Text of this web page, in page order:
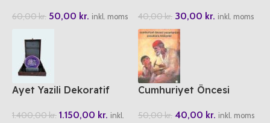
60,00kr. 50,00 kr. inkl. moms 40,00kr. 30,00 kr. inkl. moms
Ayet Yazili Dekoratif
1.400,00kr. 1.150,00 kr. inkl.
Cumhuriyet Öncesi
Hikayeler
50,00kr. 40,00 kr. inkl. moms